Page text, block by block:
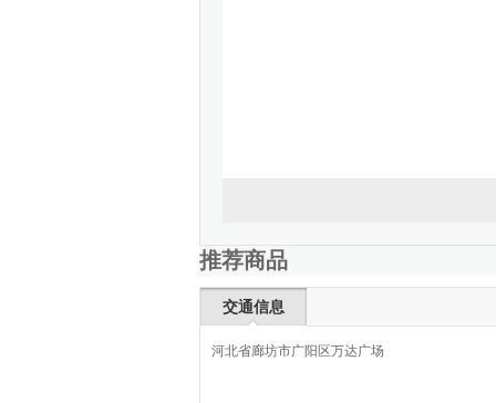
推荐商品
交通信息
河北省廊坊市广阳区万达广场